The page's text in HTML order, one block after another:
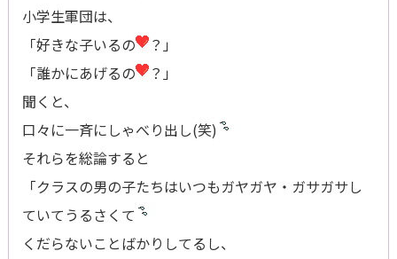
小学生軍団は、
「好きな子いるの
？」
「誰かにあげるの
？」
聞くと、
口々に一斉にしゃべり出し(笑)
それらを総論すると
「クラスの男の子たちはいつもガヤガヤ・ガサガサし
ていてうるさくて
くだらないことばかりしてるし、